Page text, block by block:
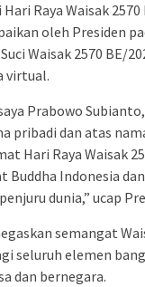
Raya Waisak 2570
oleh Presiden
Waisak 2570 BE/
virtual.
Prabowo
pribadi dan atas
Hari Raya Waisak
Buddha Indonesia
dunia,” ucap
semangat
seluruh elemen
dan bernegara.